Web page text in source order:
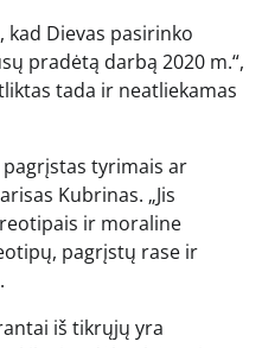
kad Dievas pasirinko
pradėtą ​​darbą 2020 m.“,
tada ir neatliekamas
tyrimais ar
Kubrinas. „Jis
ir moraline
pagrįstų rase ir
iš tikrųjų yra